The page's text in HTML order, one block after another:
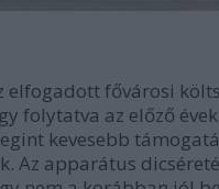
elfogadott fővárosi
folytatva az előző
kevesebb
Az apparátus